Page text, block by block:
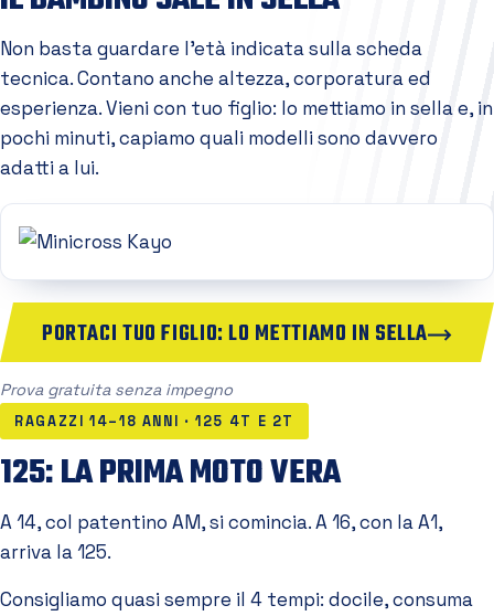
Non basta guardare l'età indicata sulla scheda
tecnica. Contano anche altezza, corporatura ed
esperienza. Vieni con tuo figlio: lo mettiamo in sella e, in
pochi minuti, capiamo quali modelli sono davvero
adatti a lui.
PORTACI TUO FIGLIO: LO METTIAMO IN SELLA
Prova gratuita senza impegno
RAGAZZI 14–18 ANNI · 125 4T E 2T
125: LA PRIMA MOTO VERA
A 14, col patentino AM, si comincia. A 16, con la A1,
arriva la 125.
Consigliamo quasi sempre il 4 tempi: docile, consuma